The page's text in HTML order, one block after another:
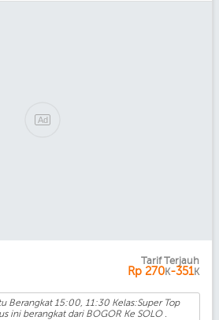
Tarif Terjauh
Rp 270K-351K
Berangkat 15:00, 11:30 Kelas:Super Top
ini berangkat dari BOGOR Ke SOLO .